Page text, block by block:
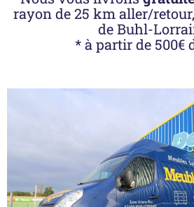
rayon de 25 km aller/
de Buhl-
* à partir de 500€